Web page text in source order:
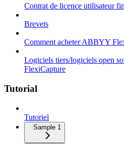
Contrat de licence utilisateur
Brevets
Comment acheter ABBYY
Logiciels tiers/logiciels open
FlexiCapture
Tutorial
Tutoriel
Sample 1